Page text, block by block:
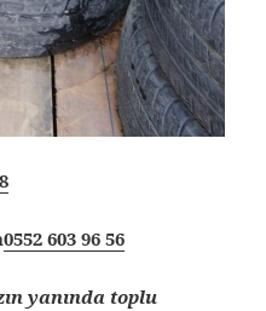
0552 603 96 56
yanında toplu